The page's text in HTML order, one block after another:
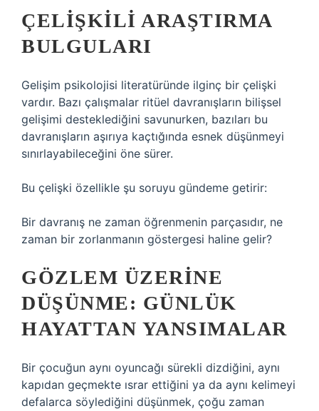
ÇELIŞKILI ARAŞTIRMA
BULGULARI
Gelişim psikolojisi literatüründe ilginç bir çelişki
vardır. Bazı çalışmalar ritüel davranışların bilişsel
gelişimi desteklediğini savunurken, bazıları bu
davranışların aşırıya kaçtığında esnek düşünmeyi
sınırlayabileceğini öne sürer.
Bu çelişki özellikle şu soruyu gündeme getirir:
Bir davranış ne zaman öğrenmenin parçasıdır, ne
zaman bir zorlanmanın göstergesi haline gelir?
GÖZLEM ÜZERINE
DÜŞÜNME: GÜNLÜK
HAYATTAN YANSIMALAR
Bir çocuğun aynı oyuncağı sürekli dizdiğini, aynı
kapıdan geçmekte ısrar ettiğini ya da aynı kelimeyi
defalarca söylediğini düşünmek, çoğu zaman